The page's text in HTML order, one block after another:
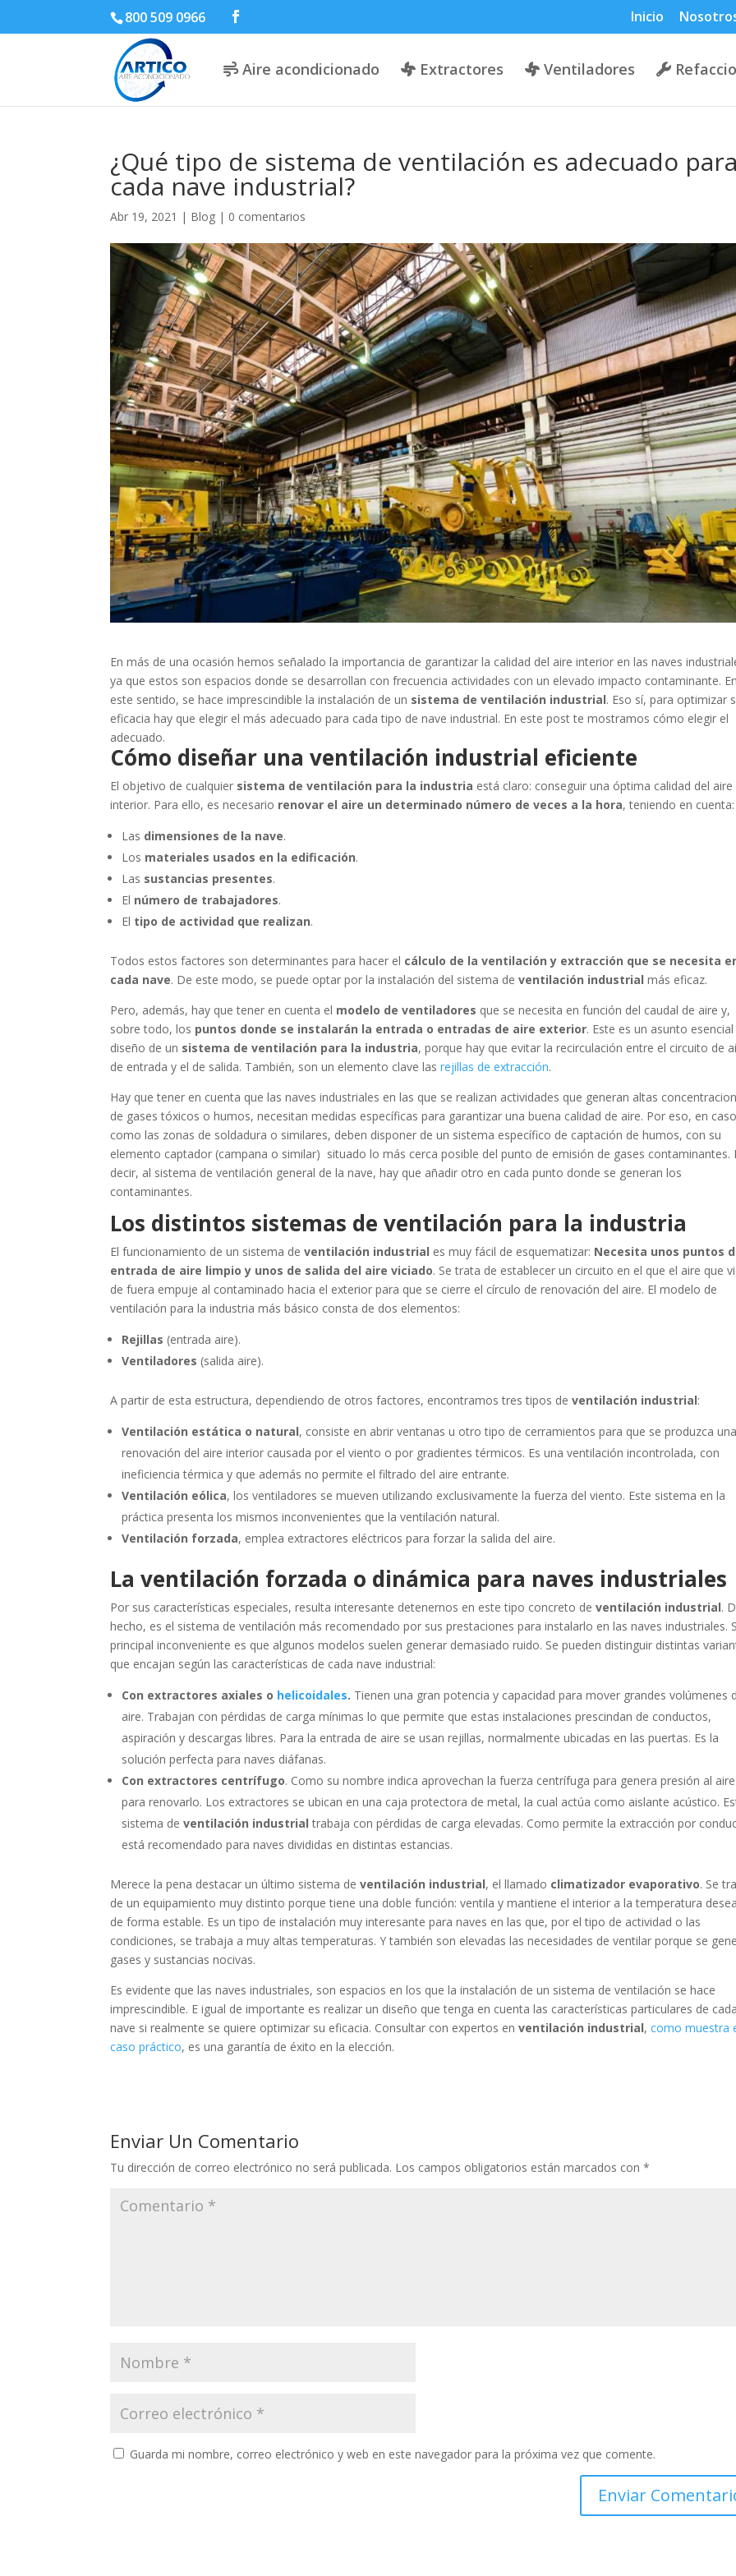
800 509 0966 Inicio
Aire acondicionado Extractores Ventiladores
¿Qué tipo de sistema de ventilación es adecuado para
cada nave industrial?
Abr 19, 2021 | Blog | 0 comentarios
En más de una ocasión hemos señalado la importancia de garantizar la calidad del aire interior en las naves
ya que estos son espacios donde se desarrollan con frecuencia actividades con un elevado impacto contaminante. En
este sentido, se hace imprescindible la instalación de un sistema de ventilación industrial. Eso sí, para optimizar
eficacia hay que elegir el más adecuado para cada tipo de nave industrial. En este post te mostramos cómo elegir el
adecuado.
Cómo diseñar una ventilación industrial eficiente
El objetivo de cualquier sistema de ventilación para la industria está claro: conseguir una óptima calidad del aire
interior. Para ello, es necesario renovar el aire un determinado número de veces a la hora, teniendo en cuenta:
Las dimensiones de la nave.
Los materiales usados en la edificación.
Las sustancias presentes.
El número de trabajadores.
El tipo de actividad que realizan.
Todos estos factores son determinantes para hacer el cálculo de la ventilación y extracción que se necesita
cada nave. De este modo, se puede optar por la instalación del sistema deventilación industrial más eficaz.
Pero, además, hay que tener en cuenta el modelo de ventiladores que se necesita en función del caudal de aire y,
sobre todo, los puntos donde se instalarán la entrada o entradas de aire exterior. Este es un asunto esencial
diseño de un sistema de ventilación para la industria, porque hay que evitar la recirculación entre el circuito de
de entrada y el de salida. También, son un elemento clave lasrejillas de extracción.
Hay que tener en cuenta que las naves industriales en las que se realizan actividades que generan altas
de gases tóxicos o humos, necesitan medidas específicas para garantizar una buena calidad de aire. Por eso, en
como las zonas de soldadura o similares, deben disponer de un sistema específico de captación de humos, con su
elemento captador (campana o similar) situado lo más cerca posible del punto de emisión de gases contaminantes.
decir, al sistema de ventilación general de la nave, hay que añadir otro en cada punto donde se generan los
contaminantes.
Los distintos sistemas de ventilación para la industria
El funcionamiento de un sistema deventilación industrial es muy fácil de esquematizar: Necesita unos puntos
entrada de aire limpio y unos de salida del aire viciado. Se trata de establecer un circuito en el que el aire que
de fuera empuje al contaminado hacia el exterior para que se cierre el círculo de renovación del aire. El modelo de
ventilación para la industria más básico consta de dos elementos:
Rejillas (entrada aire).
Ventiladores (salida aire).
A partir de esta estructura, dependiendo de otros factores, encontramos tres tipos deventilación industrial:
Ventilación estática o natural, consiste en abrir ventanas u otro tipo de cerramientos para que se produzca una
renovación del aire interior causada por el viento o por gradientes térmicos. Es una ventilación incontrolada, con
ineficiencia térmica y que además no permite el filtrado del aire entrante.
Ventilación eólica, los ventiladores se mueven utilizando exclusivamente la fuerza del viento. Este sistema en la
práctica presenta los mismos inconvenientes que la ventilación natural.
Ventilación forzada, emplea extractores eléctricos para forzar la salida del aire.
La ventilación forzada o dinámica para naves industriales
Por sus características especiales, resulta interesante detenernos en este tipo concreto deventilación industrial.
hecho, es el sistema de ventilación más recomendado por sus prestaciones para instalarlo en las naves industriales.
principal inconveniente es que algunos modelos suelen generar demasiado ruido. Se pueden distinguir distintas
que encajan según las características de cada nave industrial:
Con extractores axiales o helicoidales. Tienen una gran potencia y capacidad para mover grandes volúmenes
aire. Trabajan con pérdidas de carga mínimas lo que permite que estas instalaciones prescindan de conductos,
aspiración y descargas libres. Para la entrada de aire se usan rejillas, normalmente ubicadas en las puertas. Es la
solución perfecta para naves diáfanas.
Con extractores centrífugo. Como su nombre indica aprovechan la fuerza centrífuga para genera presión al aire
para renovarlo. Los extractores se ubican en una caja protectora de metal, la cual actúa como aislante acústico.
sistema deventilación industrial trabaja con pérdidas de carga elevadas. Como permite la extracción por
está recomendado para naves divididas en distintas estancias.
Merece la pena destacar un último sistema deventilación industrial, el llamado climatizador evaporativo. Se
de un equipamiento muy distinto porque tiene una doble función: ventila y mantiene el interior a la temperatura
de forma estable. Es un tipo de instalación muy interesante para naves en las que, por el tipo de actividad o las
condiciones, se trabaja a muy altas temperaturas. Y también son elevadas las necesidades de ventilar porque se
gases y sustancias nocivas.
Es evidente que las naves industriales, son espacios en los que la instalación de un sistema de ventilación se hace
imprescindible. E igual de importante es realizar un diseño que tenga en cuenta las características particulares de cada
nave si realmente se quiere optimizar su eficacia. Consultar con expertos enventilación industrial,como muestra
caso práctico, es una garantía de éxito en la elección.
Enviar Un Comentario
Tu dirección de correo electrónico no será publicada. Los campos obligatorios están marcados con*
Guarda mi nombre, correo electrónico y web en este navegador para la próxima vez que comente.